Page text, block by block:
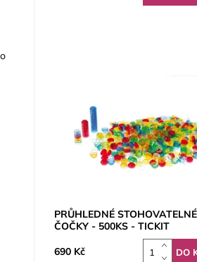
PRŮHLEDNÉ STOHOVATELNÉ
ČOČKY - 500KS - TICKIT
690 Kč